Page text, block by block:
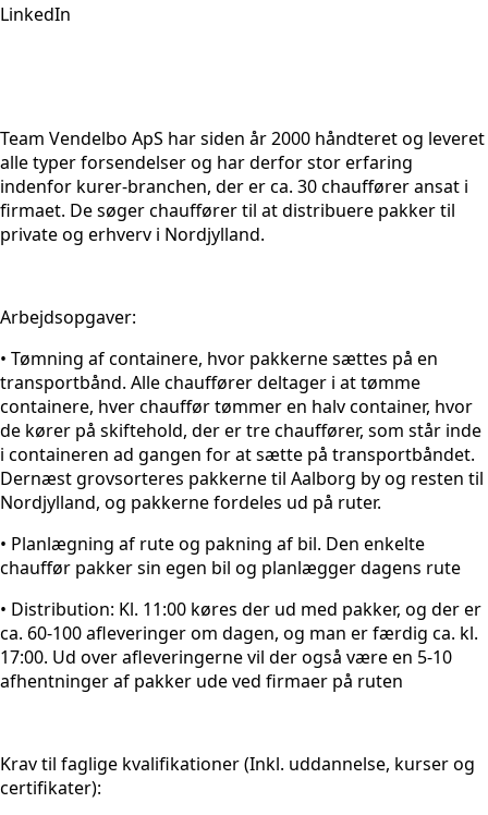
LinkedIn
Team Vendelbo ApS har siden år 2000 håndteret og leveret
alle typer forsendelser og har derfor stor erfaring
indenfor kurer-branchen, der er ca. 30 chauffører ansat i
firmaet. De søger chauffører til at distribuere pakker til
private og erhverv i Nordjylland.
Arbejdsopgaver:
• Tømning af containere, hvor pakkerne sættes på en
transportbånd. Alle chauffører deltager i at tømme
containere, hver chauffør tømmer en halv container, hvor
de kører på skiftehold, der er tre chauffører, som står inde
i containeren ad gangen for at sætte på transportbåndet.
Dernæst grovsorteres pakkerne til Aalborg by og resten til
Nordjylland, og pakkerne fordeles ud på ruter.
• Planlægning af rute og pakning af bil. Den enkelte
chauffør pakker sin egen bil og planlægger dagens rute
• Distribution: Kl. 11:00 køres der ud med pakker, og der er
ca. 60-100 afleveringer om dagen, og man er færdig ca. kl.
17:00. Ud over afleveringerne vil der også være en 5-10
afhentninger af pakker ude ved firmaer på ruten
Krav til faglige kvalifikationer (Inkl. uddannelse, kurser og
certifikater):